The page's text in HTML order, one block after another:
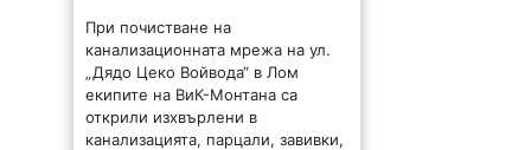
При почистване на
канализационната мрежа на ул.
„Дядо Цеко Войвода“ в Лом
екипите на ВиК-Монтана са
открили изхвърлени в
канализацията, парцали, завивки,